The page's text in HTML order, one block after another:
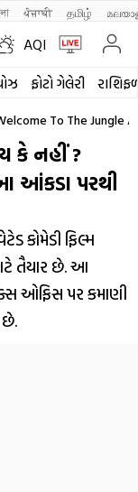
ਪੰਜਾਬੀ தமிழ்
AQI
ફોટો ગેલેરી
To The Jungle
કે નહીં ?
આંકડા પરથી
કોમેડી ફિલ્મ
તૈયાર છે. આ
ઓફિસ પર કમાણી
છે.